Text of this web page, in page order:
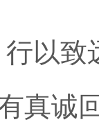
致
真诚